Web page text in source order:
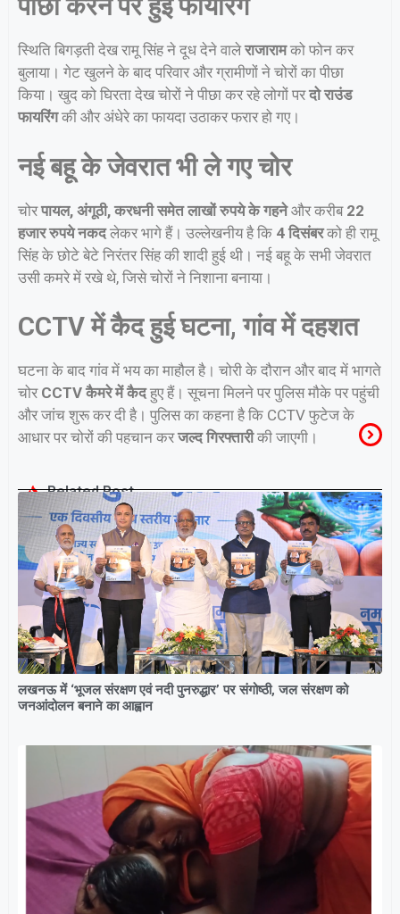
पीछा करने पर हुई फायरिंग
स्थिति बिगड़ती देख रामू सिंह ने दूध देने वालेराजारामको फोन कर
बुलाया। गेट खुलने के बाद परिवार और ग्रामीणों ने चोरों का पीछा
किया। खुद को घिरता देख चोरों ने पीछा कर रहे लोगों परदो राउंड
फायरिंगकी और अंधेरे का फायदा उठाकर फरार हो गए।
नई बहू के जेवरात भी ले गए चोर
चोरपायल, अंगूठी, करधनी समेत लाखों रुपये के गहनेऔर करीब 22
हजार रुपये नकदलेकर भागे हैं। उल्लेखनीय है कि 4 दिसंबरको ही रामू
सिंह के छोटे बेटे निरंतर सिंह की शादी हुई थी। नई बहू के सभी जेवरात
उसी कमरे में रखे थे, जिसे चोरों ने निशाना बनाया।
CCTV में कैद हुई घटना, गांव में दहशत
घटना के बाद गांव में भय का माहौल है। चोरी के दौरान और बाद में भागते
चोर CCTV कैमरे में कैदहुए हैं। सूचना मिलने पर पुलिस मौके पर पहुंची
और जांच शुरू कर दी है। पुलिस का कहना है कि CCTV फुटेज के
आधार पर चोरों की पहचान करजल्द गिरफ्तारीकी जाएगी।
Related Post
लखनऊ में ‘भूजल संरक्षण एवं नदी पुनरुद्धार’ पर संगोष्ठी, जल संरक्षण को
जनआंदोलन बनाने का आह्वान